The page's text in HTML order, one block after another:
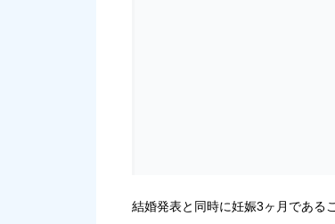
結婚発表と同時に妊娠3ヶ月である